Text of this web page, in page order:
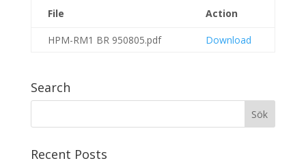
File Action
HPM-RM1 BR 950805.pdf Download
Search
Recent Posts